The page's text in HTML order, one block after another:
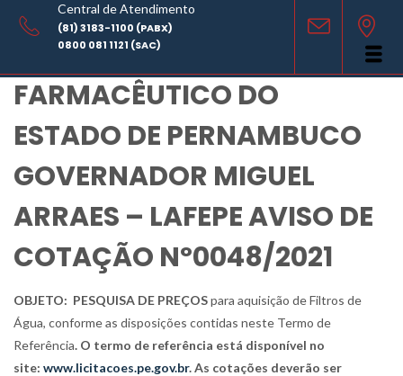
Central de Atendimento
(81) 3183-1100 (PABX)
0800 081 1121 (SAC)
COMPARTILHE
LABORATÓRIO
FARMACÊUTICO DO
ESTADO DE PERNAMBUCO
GOVERNADOR MIGUEL
ARRAES – LAFEPE AVISO DE
COTAÇÃO Nº0048/2021
OBJETO: PESQUISA DE PREÇOSpara aquisição de Filtros de
Água, conforme as disposições contidas neste Termo de
Referência. O termo de referência está disponível no
site: www.licitacoes.pe.gov.br. As cotações deverão ser